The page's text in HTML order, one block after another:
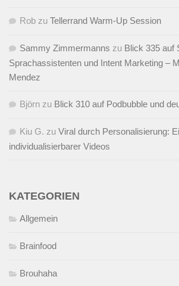
Rob zu Tellerrand Warm-Up Session
Sammy Zimmermanns zu Blick 335 auf
Sprachassistenten und Intent Marketing –
Mendez
Björn zu Blick 310 auf Podbubble und
Kiu G. zu Viral durch Personalisierung:
individualisierbarer Videos
KATEGORIEN
Allgemein
Brainfood
Brouhaha